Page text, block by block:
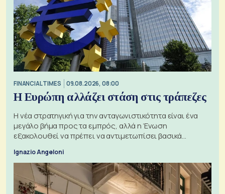
FINANCIAL TIMES 09.08.2026, 08:00
Η Ευρώπη αλλάζει στάση στις τράπεζες
Η νέα στρατηγική για την ανταγωνιστικότητα είναι ένα
μεγάλο βήμα προς τα εμπρός, αλλά η Ένωση
εξακολουθεί να πρέπει να αντιμετωπίσει βασικά
Ignazio Angeloni